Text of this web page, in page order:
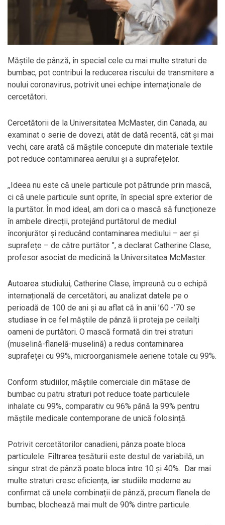
Măștile de pânză, în special cele cu mai multe straturi de
bumbac, pot contribui la reducerea riscului de transmitere a
noului coronavirus, potrivit unei echipe internaționale de
cercetători.
Cercetătorii de la Universitatea McMaster, din Canada, au
examinat o serie de dovezi, atât de dată recentă, cât și mai
vechi, care arată că măștile concepute din materiale textile
pot reduce contaminarea aerului și a suprafețelor.
,,Ideea nu este că unele particule pot pătrunde prin mască,
ci că unele particule sunt oprite, în special spre exterior de
la purtător. În mod ideal, am dori ca o mască să funcționeze
în ambele direcții, protejând purtătorul de mediul
înconjurător și reducând contaminarea mediului – aer și
suprafețe – de către purtător ”, a declarat Catherine Clase,
profesor asociat de medicină la Universitatea McMaster.
Autoarea studiului, Catherine Clase, împreună cu o echipă
internațională de cercetători, au analizat datele pe o
perioadă de 100 de ani și au aflat că în anii ’60 -’70 se
studiase în ce fel măștile de pânză îi proteja pe ceilalți
oameni de purtători. O mască formată din trei straturi
(muselină-flanelă-muselină) a redus contaminarea
suprafeței cu 99%, microorganismele aeriene totale cu 99%.
Conform studiilor, măștile comerciale din mătase de
bumbac cu patru straturi pot reduce toate particulele
inhalate cu 99%, comparativ cu 96% până la 99% pentru
măștile medicale contemporane de unică folosință.
Potrivit cercetătorilor canadieni, pânza poate bloca
particulele. Filtrarea țesăturii este destul de variabilă, un
singur strat de pânză poate bloca între 10 și 40%. Dar mai
multe straturi cresc eficiența, iar studiile moderne au
confirmat că unele combinații de pânză, precum flanela de
bumbac, blochează mai mult de 90% dintre particule.